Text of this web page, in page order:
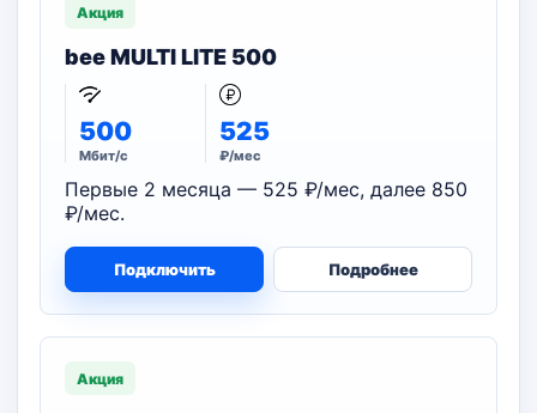
Акция
bee MULTI LITE 500
500
Мбит/с
525
₽/мес
Первые 2 месяца — 525 ₽/мес, далее 850
₽/мес.
Подключить Подробнее
Акция